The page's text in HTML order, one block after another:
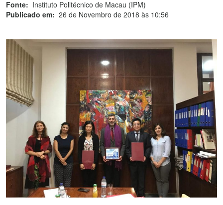
Fonte: Instituto Politécnico de Macau (IPM)
Publicado em: 26 de Novembro de 2018 às 10:56